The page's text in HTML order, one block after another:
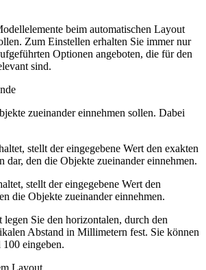
beim automatischen Layout
Zum Einstellen erhalten Sie immer nur
Optionen angeboten, die für den
sind.
zueinander einnehmen sollen. Dabei
stellt der eingegebene Wert den exakten
dar, den die Objekte zueinander einnehmen.
stellt der eingegebene Wert den
die Objekte zueinander einnehmen.
legen Sie den horizontalen, durch den
Abstand in Millimetern fest. Sie können
eingeben.